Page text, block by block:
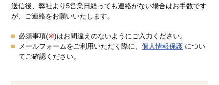
送信後、弊社より5営業日経っても連絡がない場合はお手数です
が、ご連絡をお願いいたします。
必須事項(※)はお間違えのないようにご入力ください。
メールフォームをご利用いただく際に、個人情報保護 につい
てご確認ください。